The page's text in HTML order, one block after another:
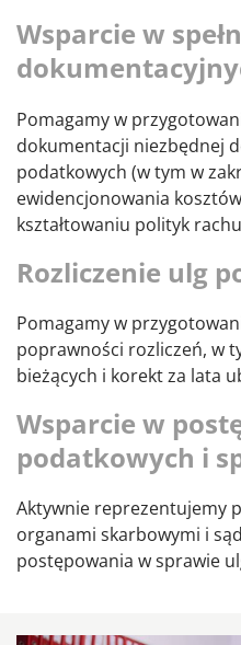
Wsparcie w
Pomagamy w
dokumentacji niezbędnej
podatkowych (w tym w
ewidencjonowania
kształtowaniu polityk
Rozliczenie ulg
Pomagamy w
poprawności rozliczeń, w
bieżących i korekt za lata
Wsparcie w
podatkowych i
Aktywnie reprezentujemy
organami skarbowymi i
postępowania w sprawie